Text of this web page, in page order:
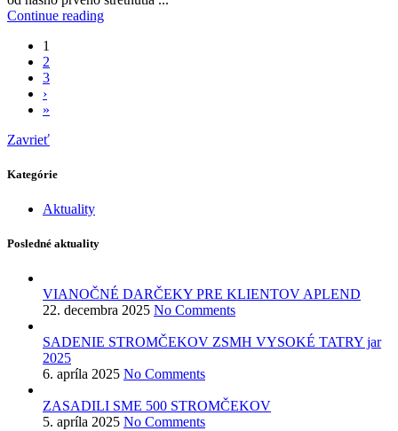
Continue reading
1
2
3
›
»
Zavrieť
Kategórie
Aktuality
Posledné aktuality
VIANOČNÉ DARČEKY PRE KLIENTOV APLEND
22. decembra 2025 No Comments
SADENIE STROMČEKOV ZSMH VYSOKÉ TATRY jar
2025
6. apríla 2025 No Comments
ZASADILI SME 500 STROMČEKOV
5. apríla 2025 No Comments